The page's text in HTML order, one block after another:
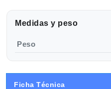
Medidas y peso
Peso
Ficha Técnica